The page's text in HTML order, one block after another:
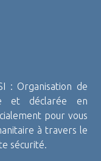
: Organisation de
et déclarée en
pour vous
à travers le
sécurité.